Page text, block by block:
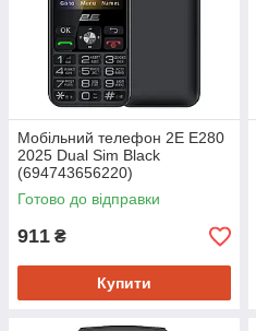
Мобiльний телефон 2E E280
2025 Dual Sim Black
(694743656220)
Готово до відправки
911 ₴
Купити